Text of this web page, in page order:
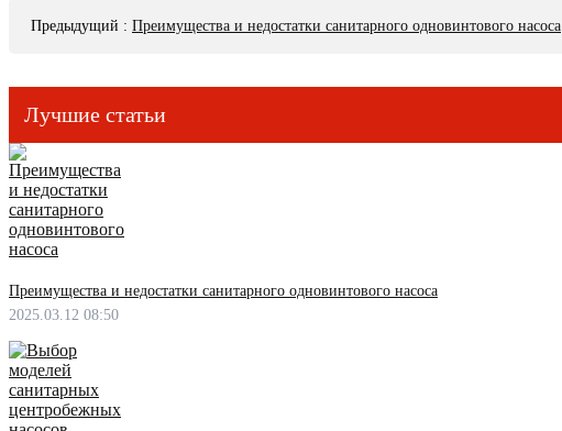
Предыдущий : Преимущества и недостатки санитарного одновинтового насоса
Лучшие статьи
Преимущества и недостатки санитарного одновинтового насоса
2025.03.12 08:50